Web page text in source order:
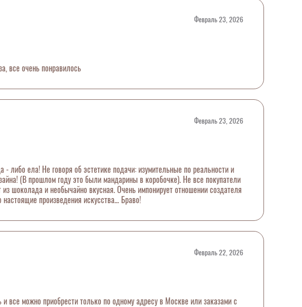
Февраль 23, 2026
все очень понравилось
Февраль 23, 2026
либо ела! Не говоря об эстетике подачи: изумительные по реальности и
(В прошлом году это были мандарины в коробочке). Не все покупатели
шоколада и необычайно вкусная. Очень импонирует отношении создателя
произведения искусства… Браво!
Февраль 22, 2026
и все можно приобрести только по одному адресу в Москве или заказами с